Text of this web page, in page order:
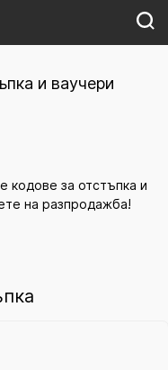
и ваучери
кодове за отстъпка и
на разпродажба!